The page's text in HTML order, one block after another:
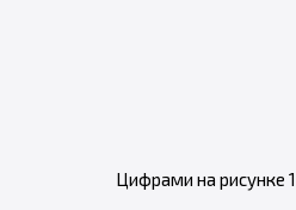
Цифрами на рисунке